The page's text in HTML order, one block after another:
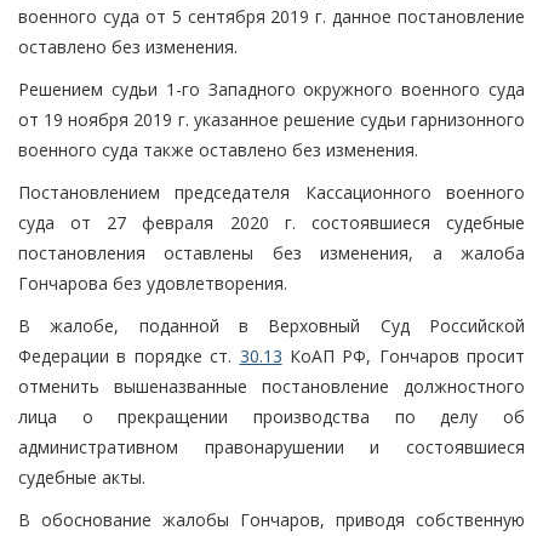
военного суда от 5 сентября 2019 г. данное постановление
оставлено без изменения.
Решением судьи 1-го Западного окружного военного суда
от 19 ноября 2019 г. указанное решение судьи гарнизонного
военного суда также оставлено без изменения.
Постановлением председателя Кассационного военного
суда от 27 февраля 2020 г. состоявшиеся судебные
постановления оставлены без изменения, а жалоба
Гончарова без удовлетворения.
В жалобе, поданной в Верховный Суд Российской
Федерации в порядке ст. 30.13 КоАП РФ, Гончаров просит
отменить вышеназванные постановление должностного
лица о прекращении производства по делу об
административном правонарушении и состоявшиеся
судебные акты.
В обоснование жалобы Гончаров, приводя собственную